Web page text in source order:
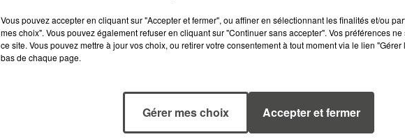
7 août 2026
ROUTES : LE
GRAND OUEST SE
PRÉPARE À UN...
INDUSTRIELS DU
TABAC
TAXÉS...
Vous pouvez accepter en cliquant sur "Accepter et fermer", ou affiner en sélectionnant les finalités et/ou
mes choix". Vous pouvez également refuser en cliquant sur "Continuer sans accepter". Vos préférences
ce site. Vous pouvez mettre à jour vos choix, ou retirer votre consentement à tout moment via le lien
bas de chaque page.
Gérer mes choix Accepter et fermer